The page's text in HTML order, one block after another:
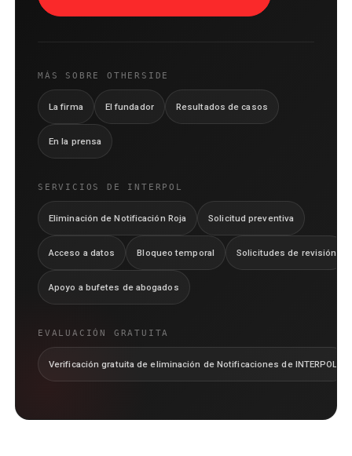
MÁS SOBRE OTHERSIDE
La firma El fundador Resultados de casos
En la prensa
SERVICIOS DE INTERPOL
Eliminación de Notificación Roja Solicitud preventiva
Acceso a datos Bloqueo temporal Solicitudes de revisión
Apoyo a bufetes de abogados
EVALUACIÓN GRATUITA
Verificación gratuita de eliminación de Notificaciones de INTERPOL